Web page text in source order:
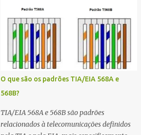
O que são os padrões TIA/EIA 568A e
568B?
TIA/EIA 568A e 568B são padrões
relacionados à telecomunicações definidos